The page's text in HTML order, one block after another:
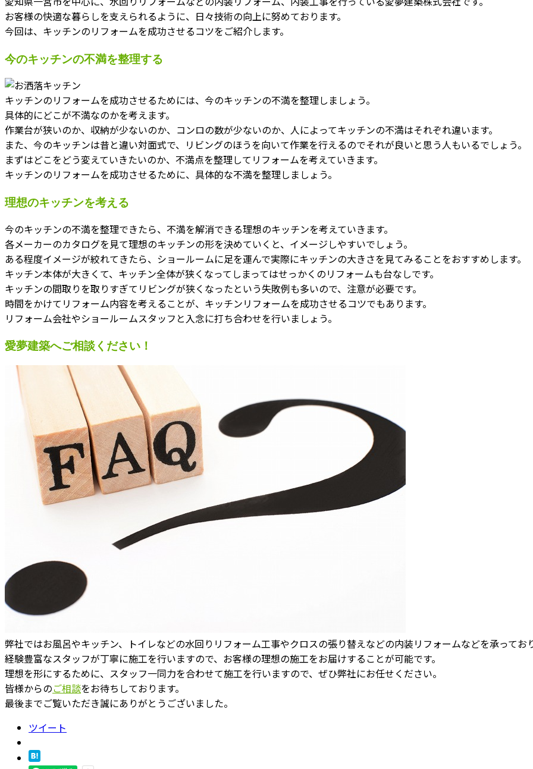
お客様の快適な暮らしを支えられるように、日々技術の向上に努めております。
今回は、キッチンのリフォームを成功させるコツをご紹介します。
今のキッチンの不満を整理する
キッチンのリフォームを成功させるためには、今のキッチンの不満を整理しましょう。
具体的にどこが不満なのかを考えます。
作業台が狭いのか、収納が少ないのか、コンロの数が少ないのか、人によってキッチンの不満はそれぞれ違います。
また、今のキッチンは昔と違い対面式で、リビングのほうを向いて作業を行えるのでそれが良いと思う人もいるでしょう。
まずはどこをどう変えていきたいのか、不満点を整理してリフォームを考えていきます。
キッチンのリフォームを成功させるために、具体的な不満を整理しましょう。
理想のキッチンを考える
今のキッチンの不満を整理できたら、不満を解消できる理想のキッチンを考えていきます。
各メーカーのカタログを見て理想のキッチンの形を決めていくと、イメージしやすいでしょう。
ある程度イメージが絞れてきたら、ショールームに足を運んで実際にキッチンの大きさを見てみることをおすすめします。
キッチン本体が大きくて、キッチン全体が狭くなってしまってはせっかくのリフォームも台なしです。
キッチンの間取りを取りすぎてリビングが狭くなったという失敗例も多いので、注意が必要です。
時間をかけてリフォーム内容を考えることが、キッチンリフォームを成功させるコツでもあります。
リフォーム会社やショールームスタッフと入念に打ち合わせを行いましょう。
愛夢建築へご相談ください！
弊社ではお風呂やキッチン、トイレなどの水回りリフォーム工事やクロスの張り替えなどの内装リフォームなどを承ってお
経験豊富なスタッフが丁寧に施工を行いますので、お客様の理想の施工をお届けすることが可能です。
理想を形にするために、スタッフ一同力を合わせて施工を行いますので、ぜひ弊社にお任せください。
皆様からのご相談をお待ちしております。
最後までご覧いただき誠にありがとうございました。
ツイート